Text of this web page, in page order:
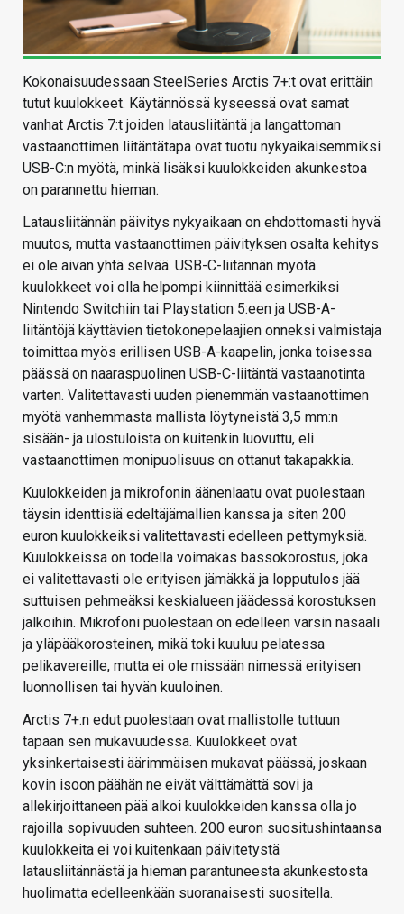
Kokonaisuudessaan SteelSeries Arctis 7+:t ovat erittäin
tutut kuulokkeet. Käytännössä kyseessä ovat samat
vanhat Arctis 7:t joiden latausliitäntä ja langattoman
vastaanottimen liitäntätapa ovat tuotu nykyaikaisemmiksi
USB-C:n myötä, minkä lisäksi kuulokkeiden akunkestoa
on parannettu hieman.
Latausliitännän päivitys nykyaikaan on ehdottomasti hyvä
muutos, mutta vastaanottimen päivityksen osalta kehitys
ei ole aivan yhtä selvää. USB-C-liitännän myötä
kuulokkeet voi olla helpompi kiinnittää esimerkiksi
Nintendo Switchiin tai Playstation 5:een ja USB-A-
liitäntöjä käyttävien tietokonepelaajien onneksi valmistaja
toimittaa myös erillisen USB-A-kaapelin, jonka toisessa
päässä on naaraspuolinen USB-C-liitäntä vastaanotinta
varten. Valitettavasti uuden pienemmän vastaanottimen
myötä vanhemmasta mallista löytyneistä 3,5 mm:n
sisään- ja ulostuloista on kuitenkin luovuttu, eli
vastaanottimen monipuolisuus on ottanut takapakkia.
Kuulokkeiden ja mikrofonin äänenlaatu ovat puolestaan
täysin identtisiä edeltäjämallien kanssa ja siten 200
euron kuulokkeiksi valitettavasti edelleen pettymyksiä.
Kuulokkeissa on todella voimakas bassokorostus, joka
ei valitettavasti ole erityisen jämäkkä ja lopputulos jää
suttuisen pehmeäksi keskialueen jäädessä korostuksen
jalkoihin. Mikrofoni puolestaan on edelleen varsin nasaali
ja yläpääkorosteinen, mikä toki kuuluu pelatessa
pelikavereille, mutta ei ole missään nimessä erityisen
luonnollisen tai hyvän kuuloinen.
Arctis 7+:n edut puolestaan ovat mallistolle tuttuun
tapaan sen mukavuudessa. Kuulokkeet ovat
yksinkertaisesti äärimmäisen mukavat päässä, joskaan
kovin isoon päähän ne eivät välttämättä sovi ja
allekirjoittaneen pää alkoi kuulokkeiden kanssa olla jo
rajoilla sopivuuden suhteen. 200 euron suositushintaansa
kuulokkeita ei voi kuitenkaan päivitetystä
latausliitännästä ja hieman parantuneesta akunkestosta
huolimatta edelleenkään suoranaisesti suositella.